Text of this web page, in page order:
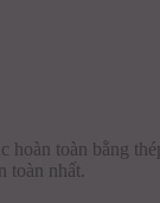
hoàn toàn bằng
toàn nhất.